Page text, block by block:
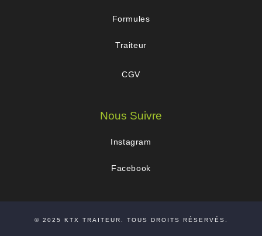
Formules
Traiteur
CGV
Nous Suivre
Instagram
Facebook
© 2025 KTX TRAITEUR . TOUS DROITS RÉSERVÉS.